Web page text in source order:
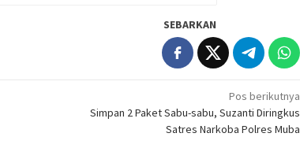
SEBARKAN
Pos berikutnya
Simpan 2 Paket Sabu-sabu, Suzanti Diringkus
Satres Narkoba Polres Muba